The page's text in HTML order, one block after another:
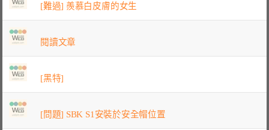
[難過] 羨慕白皮膚的女生
閱讀文章
[黑特]
[問題] SBK S1安裝於安全帽位置